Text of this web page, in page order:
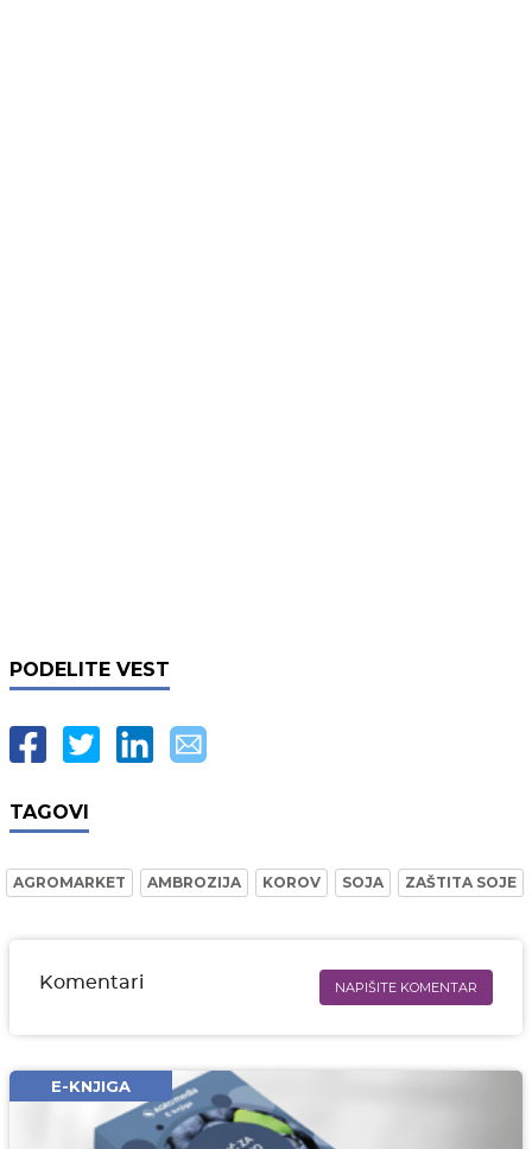
PODELITE VEST
TAGOVI
AGROMARKET AMBROZIJA KOROV SOJA ZAŠTITA SOJE
Komentari NAPIŠITE KOMENTAR
Email* obavezno
Komentar* obavezno
E-KNJIGA